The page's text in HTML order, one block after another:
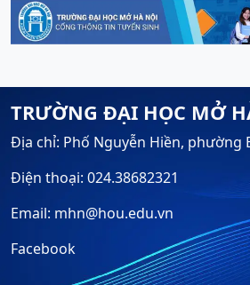
TRƯỜNG ĐẠI HỌC MỞ
Địa chỉ: Phố Nguyễn Hiền, phường
Điện thoại: 024.38682321
Email: mhn@hou.edu.vn
Facebook